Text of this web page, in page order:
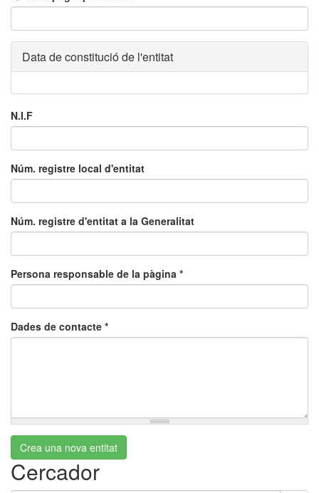
Data de constitució de l'entitat
N.I.F
Núm. registre local d'entitat
Núm. registre d'entitat a la Generalitat
Persona responsable de la pàgina *
Dades de contacte *
Crea una nova entitat
Cercador